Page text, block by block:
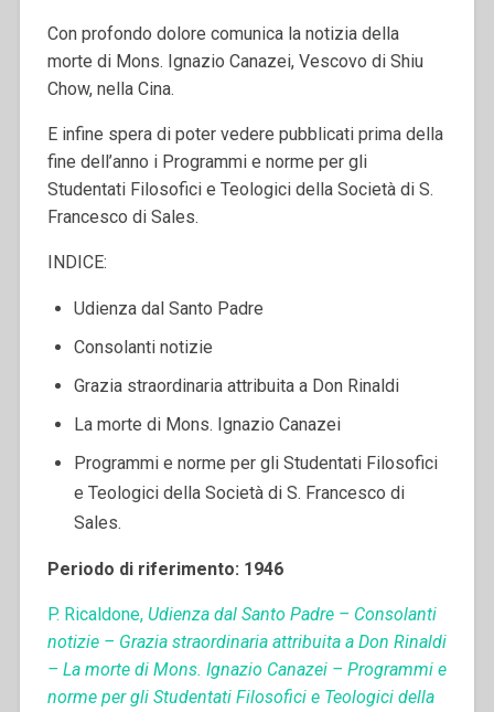
Con profondo dolore comunica la notizia della
morte di Mons. Ignazio Canazei, Vescovo di Shiu
Chow, nella Cina.
E infine spera di poter vedere pubblicati prima della
fine dell’anno i Programmi e norme per gli
Studentati Filosofici e Teologici della Società di S.
Francesco di Sales.
INDICE:
Udienza dal Santo Padre
Consolanti notizie
Grazia straordinaria attribuita a Don Rinaldi
La morte di Mons. Ignazio Canazei
Programmi e norme per gli Studentati Filosofici
e Teologici della Società di S. Francesco di
Sales.
Periodo di riferimento: 1946
P. Ricaldone, Udienza dal Santo Padre – Consolanti
notizie – Grazia straordinaria attribuita a Don Rinaldi
– La morte di Mons. Ignazio Canazei – Programmi e
norme per gli Studentati Filosofici e Teologici della